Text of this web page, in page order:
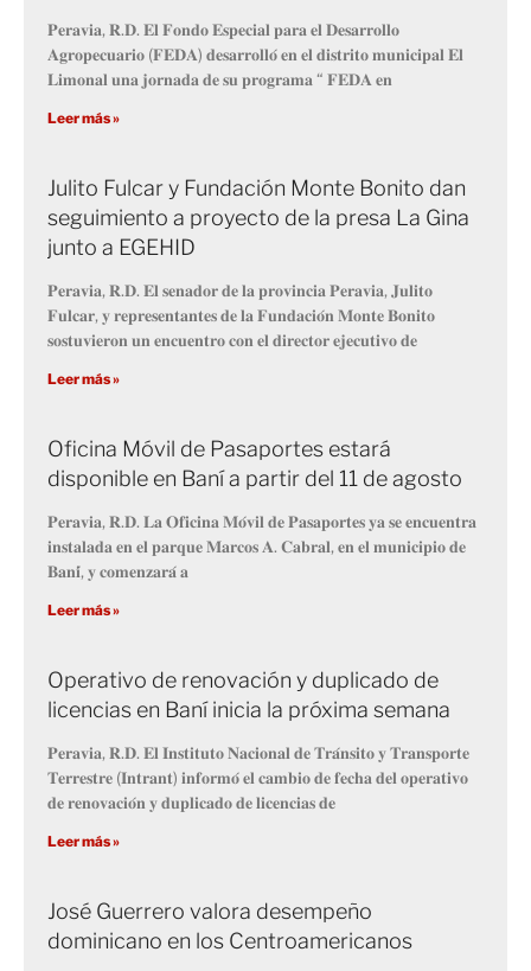
𝐏𝐞𝐫𝐚𝐯𝐢𝐚, 𝐑.𝐃. 𝐄𝐥 𝐅𝐨𝐧𝐝𝐨 𝐄𝐬𝐩𝐞𝐜𝐢𝐚𝐥 𝐩𝐚𝐫𝐚 𝐞𝐥 𝐃𝐞𝐬𝐚𝐫𝐫𝐨𝐥𝐥𝐨
𝐀𝐠𝐫𝐨𝐩𝐞𝐜𝐮𝐚𝐫𝐢𝐨 (𝐅𝐄𝐃𝐀) 𝐝𝐞𝐬𝐚𝐫𝐫𝐨𝐥𝐥𝐨́ 𝐞𝐧 𝐞𝐥 𝐝𝐢𝐬𝐭𝐫𝐢𝐭𝐨 𝐦𝐮𝐧𝐢𝐜𝐢𝐩𝐚𝐥 𝐄𝐥
𝐋𝐢𝐦𝐨𝐧𝐚𝐥 𝐮𝐧𝐚 𝐣𝐨𝐫𝐧𝐚𝐝𝐚 𝐝𝐞 𝐬𝐮 𝐩𝐫𝐨𝐠𝐫𝐚𝐦𝐚 “ 𝐅𝐄𝐃𝐀 𝐞𝐧
Leer más »
Julito Fulcar y Fundación Monte Bonito dan
seguimiento a proyecto de la presa La Gina
junto a EGEHID
𝐏𝐞𝐫𝐚𝐯𝐢𝐚, 𝐑.𝐃. 𝐄𝐥 𝐬𝐞𝐧𝐚𝐝𝐨𝐫 𝐝𝐞 𝐥𝐚 𝐩𝐫𝐨𝐯𝐢𝐧𝐜𝐢𝐚 𝐏𝐞𝐫𝐚𝐯𝐢𝐚, 𝐉𝐮𝐥𝐢𝐭𝐨
𝐅𝐮𝐥𝐜𝐚𝐫, 𝐲 𝐫𝐞𝐩𝐫𝐞𝐬𝐞𝐧𝐭𝐚𝐧𝐭𝐞𝐬 𝐝𝐞 𝐥𝐚 𝐅𝐮𝐧𝐝𝐚𝐜𝐢𝐨́𝐧 𝐌𝐨𝐧𝐭𝐞 𝐁𝐨𝐧𝐢𝐭𝐨
𝐬𝐨𝐬𝐭𝐮𝐯𝐢𝐞𝐫𝐨𝐧 𝐮𝐧 𝐞𝐧𝐜𝐮𝐞𝐧𝐭𝐫𝐨 𝐜𝐨𝐧 𝐞𝐥 𝐝𝐢𝐫𝐞𝐜𝐭𝐨𝐫 𝐞𝐣𝐞𝐜𝐮𝐭𝐢𝐯𝐨 𝐝𝐞
Leer más »
Oficina Móvil de Pasaportes estará
disponible en Baní a partir del 11 de agosto
𝐏𝐞𝐫𝐚𝐯𝐢𝐚, 𝐑.𝐃. 𝐋𝐚 𝐎𝐟𝐢𝐜𝐢𝐧𝐚 𝐌𝐨́𝐯𝐢𝐥 𝐝𝐞 𝐏𝐚𝐬𝐚𝐩𝐨𝐫𝐭𝐞𝐬 𝐲𝐚 𝐬𝐞 𝐞𝐧𝐜𝐮𝐞𝐧𝐭𝐫𝐚
𝐢𝐧𝐬𝐭𝐚𝐥𝐚𝐝𝐚 𝐞𝐧 𝐞𝐥 𝐩𝐚𝐫𝐪𝐮𝐞 𝐌𝐚𝐫𝐜𝐨𝐬 𝐀. 𝐂𝐚𝐛𝐫𝐚𝐥, 𝐞𝐧 𝐞𝐥 𝐦𝐮𝐧𝐢𝐜𝐢𝐩𝐢𝐨 𝐝𝐞
𝐁𝐚𝐧𝐢́, 𝐲 𝐜𝐨𝐦𝐞𝐧𝐳𝐚𝐫𝐚́ 𝐚
Leer más »
Operativo de renovación y duplicado de
licencias en Baní inicia la próxima semana
𝐏𝐞𝐫𝐚𝐯𝐢𝐚, 𝐑.𝐃. 𝐄𝐥 𝐈𝐧𝐬𝐭𝐢𝐭𝐮𝐭𝐨 𝐍𝐚𝐜𝐢𝐨𝐧𝐚𝐥 𝐝𝐞 𝐓𝐫𝐚́𝐧𝐬𝐢𝐭𝐨 𝐲 𝐓𝐫𝐚𝐧𝐬𝐩𝐨𝐫𝐭𝐞
𝐓𝐞𝐫𝐫𝐞𝐬𝐭𝐫𝐞 (𝐈𝐧𝐭𝐫𝐚𝐧𝐭) 𝐢𝐧𝐟𝐨𝐫𝐦𝐨́ 𝐞𝐥 𝐜𝐚𝐦𝐛𝐢𝐨 𝐝𝐞 𝐟𝐞𝐜𝐡𝐚 𝐝𝐞𝐥 𝐨𝐩𝐞𝐫𝐚𝐭𝐢𝐯𝐨
𝐝𝐞 𝐫𝐞𝐧𝐨𝐯𝐚𝐜𝐢𝐨́𝐧 𝐲 𝐝𝐮𝐩𝐥𝐢𝐜𝐚𝐝𝐨 𝐝𝐞 𝐥𝐢𝐜𝐞𝐧𝐜𝐢𝐚𝐬 𝐝𝐞
Leer más »
José Guerrero valora desempeño
dominicano en los Centroamericanos